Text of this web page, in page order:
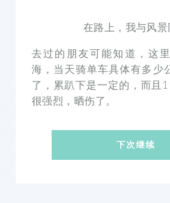
在路上，我与风景
去过的朋友可能知道，这
海，当天骑单车具体有多少
了，累趴下是一定的，而且
很强烈，晒伤了。
下次继续